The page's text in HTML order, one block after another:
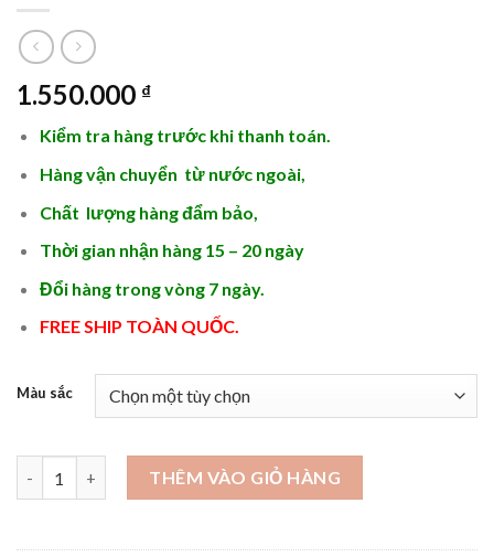
1.550.000 ₫
Kiểm tra hàng trước khi thanh toán.
Hàng vận chuyển từ nước ngoài,
Chất lượng hàng đẩm bảo,
Thời gian nhận hàng 15 – 20 ngày
Đổi hàng trong vòng 7 ngày.
FREE SHIP TOÀN QUỐC.
Màu sắc
Túi xách nữ hàng hiệu 2024 - STX463 số lượng
THÊM VÀO GIỎ HÀNG